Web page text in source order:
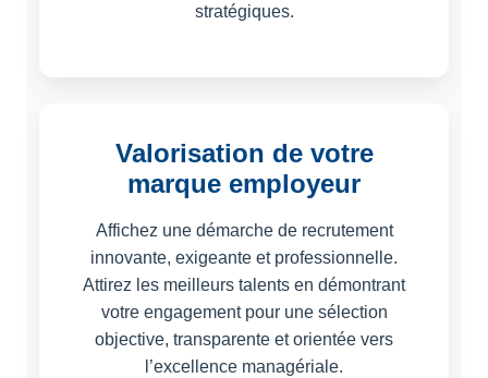
stratégiques.
Valorisation de votre
marque employeur
Affichez une démarche de recrutement
innovante, exigeante et professionnelle.
Attirez les meilleurs talents en démontrant
votre engagement pour une sélection
objective, transparente et orientée vers
l’excellence managériale.